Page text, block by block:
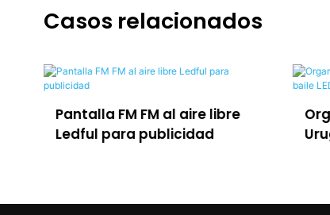
Casos relacionados
Organizar una fiesta en
Uruguay con la pista de baile